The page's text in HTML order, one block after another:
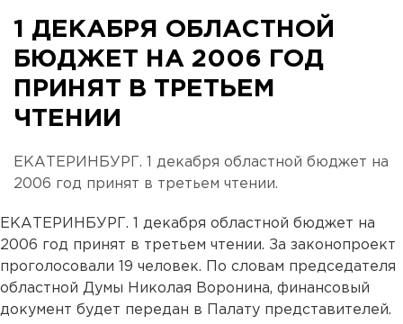
1 ДЕКАБРЯ ОБЛАСТНОЙ
БЮДЖЕТ НА 2006 ГОД
ПРИНЯТ В ТРЕТЬЕМ
ЧТЕНИИ
ЕКАТЕРИНБУРГ. 1 декабря областной бюджет на
2006 год принят в третьем чтении.
ЕКАТЕРИНБУРГ. 1 декабря областной бюджет на
2006 год принят в третьем чтении. За законопроект
проголосовали 19 человек. По словам председателя
областной Думы Николая Воронина, финансовый
документ будет передан в Палату представителей.